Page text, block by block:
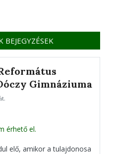
BEJEGYZÉSEK
Gimnáziuma
érhető el.
elő, amikor a tulajdonosa